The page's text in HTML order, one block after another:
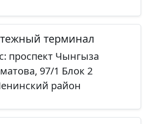
терминал
проспект Чынгыза
97/1 Блок 2
район